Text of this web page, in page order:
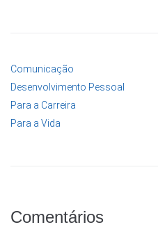
Comunicação
Desenvolvimento Pessoal
Para a Carreira
Para a Vida
Comentários